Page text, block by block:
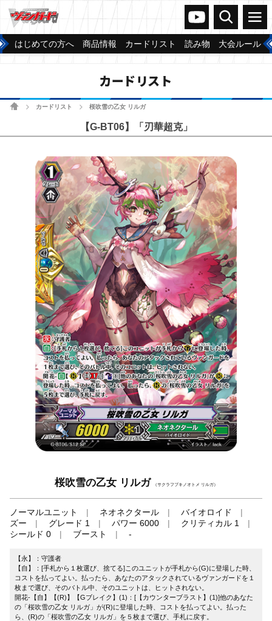
ヴァンガードch
検索 メニュー
はじめての方へ 商品情報 カードリスト 読み物 大会ルール
カードリスト
ホームカードリスト 桜吹雪の乙女 リルガ
【G-BT06】「刃華超克」
桜吹雪の乙女 リルガ （サクラフブキノオトメ リルガ）
ノーマルユニット ネオネクタール
バイオロイド
ズー
グレード 1 パワー 6000
クリティカル 1
シールド 0
ブースト -
【永】：守護者
【自】：[手札から１枚選び、捨てる]このユニットが手札から(G)に登場した時、
コストを払ってよい。払ったら、あなたのアタックされているヴァンガードを１
枚まで選び、そのバトル中、そのユニットは、ヒットされない。
開花-【自】【(R)】【Gブレイク】(1)：[【カウンターブラスト】(1)]他のあなた
の「桜吹雪の乙女 リルガ」が(R)に登場した時、コストを払ってよい。払った
ら、(R)の「桜吹雪の乙女 リルガ」を５枚まで選び、手札に戻す。